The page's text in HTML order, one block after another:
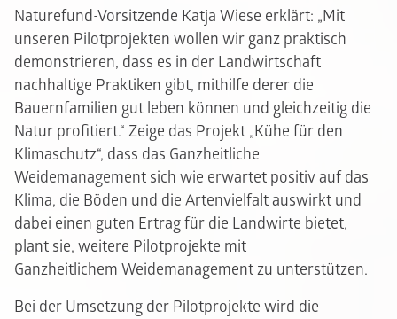
Naturefund-Vorsitzende Katja Wiese erklärt: „Mit
unseren Pilotprojekten wollen wir ganz praktisch
demonstrieren, dass es in der Landwirtschaft
nachhaltige Praktiken gibt, mithilfe derer die
Bauernfamilien gut leben können und gleichzeitig die
Natur profitiert.“ Zeige das Projekt „Kühe für den
Klimaschutz“, dass das Ganzheitliche
Weidemanagement sich wie erwartet positiv auf das
Klima, die Böden und die Artenvielfalt auswirkt und
dabei einen guten Ertrag für die Landwirte bietet,
plant sie, weitere Pilotprojekte mit
Ganzheitlichem Weidemanagement zu unterstützen.
Bei der Umsetzung der Pilotprojekte wird die